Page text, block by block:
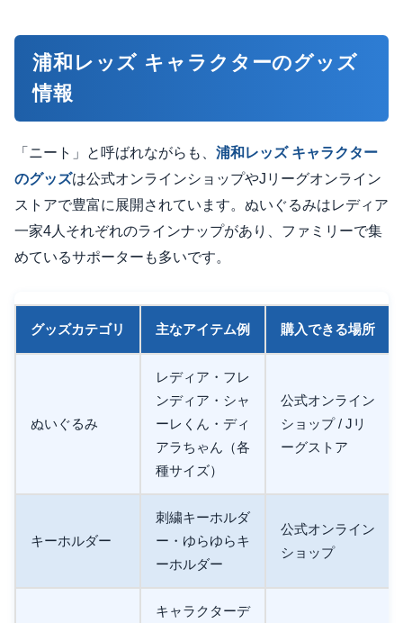
浦和レッズ キャラクターのグッズ
情報
「ニート」と呼ばれながらも、 浦和レッズ キャラクター
のグッズは公式オンラインショップやJリーグオンライン
ストアで豊富に展開されています。ぬいぐるみはレディア
一家4人それぞれのラインナップがあり、ファミリーで集
めているサポーターも多いです。
グッズカテゴリ 主なアイテム例 購入できる場所
ぬいぐるみ
レディア・フレ
ンディア・シャ
ーレくん・ディ
アラちゃん（各
種サイズ）
公式オンライン
ショップ / Jリ
ーグストア
キーホルダー
刺繍キーホルダ
ー・ゆらゆらキ
ーホルダー
公式オンライン
ショップ
キャラクターデ